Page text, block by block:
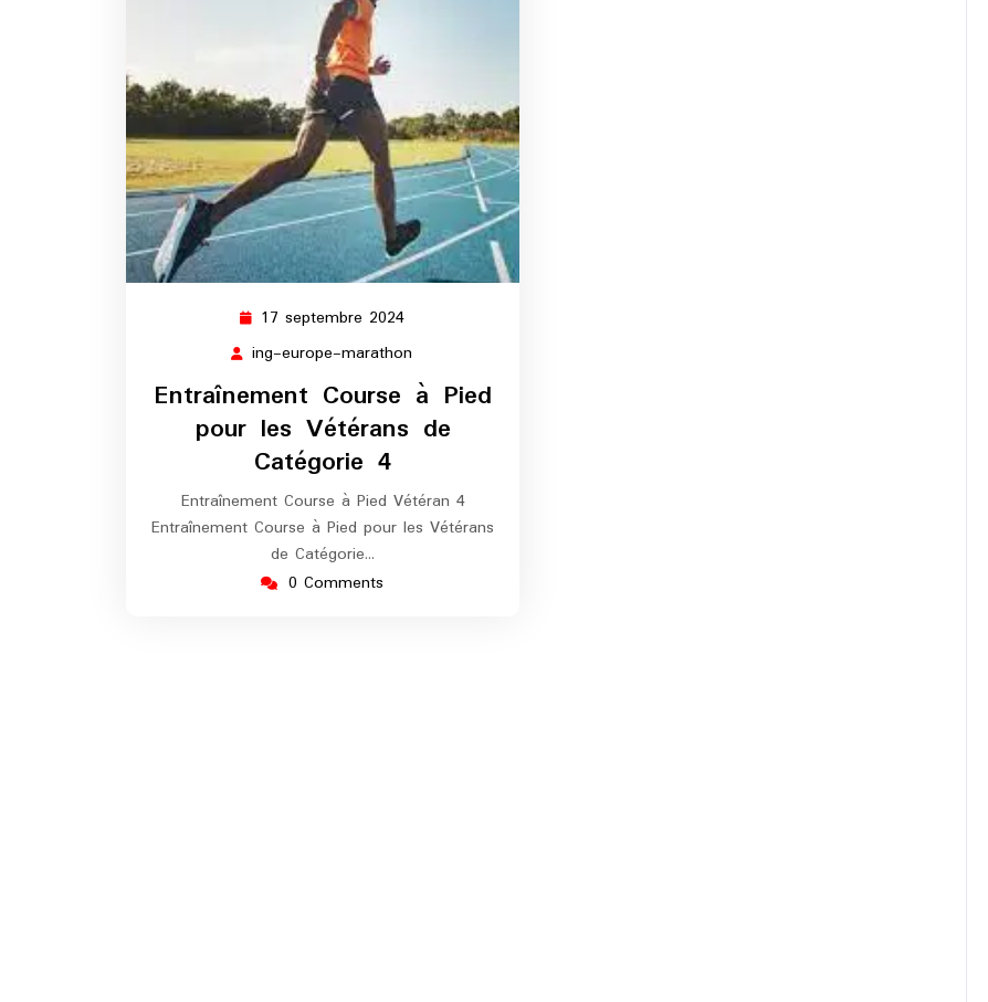
17 septembre 2024
septembre
ing-europe-marathon
europe-
marathon
Entraînement Course à Pied
pour les Vétérans de
Catégorie 4
Entraînement Course à Pied Vétéran 4
Entraînement Course à Pied pour les Vétérans
de Catégorie…
0 Comments